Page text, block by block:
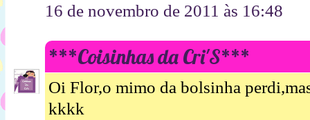
16 de novembro de 2011 às 16:48
***Coisinhas da Cri'S***
Oi Flor,o mimo da bolsinha
kkkk